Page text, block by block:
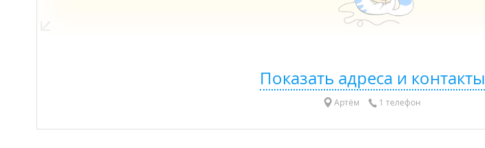
Показать адреса и контакты
Артём 1 телефон